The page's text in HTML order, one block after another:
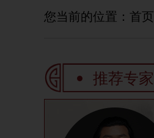
您当前的位置： 首页
推荐专家